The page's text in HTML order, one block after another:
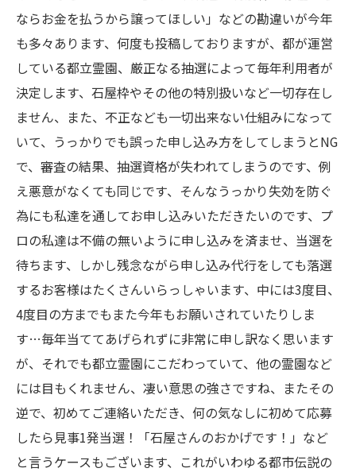
ならお金を払うから譲ってほしい」などの勘違いが今年
も多々あります、何度も投稿しておりますが、都が運営
している都立霊園、厳正なる抽選によって毎年利用者が
決定します、石屋枠やその他の特別扱いなど一切存在し
ません、また、不正なども一切出来ない仕組みになって
いて、うっかりでも誤った申し込み方をしてしまうとNG
で、審査の結果、抽選資格が失われてしまうのです、例
え悪意がなくても同じです、そんなうっかり失効を防ぐ
為にも私達を通してお申し込みいただきたいのです、プ
ロの私達は不備の無いように申し込みを済ませ、当選を
待ちます、しかし残念ながら申し込み代行をしても落選
するお客様はたくさんいらっしゃいます、中には3度目、
4度目の方までもまた今年もお願いされていたりしま
す…毎年当ててあげられずに非常に申し訳なく思います
が、それでも都立霊園にこだわっていて、他の霊園など
には目もくれません、凄い意思の強さですね、またその
逆で、初めてご連絡いただき、何の気なしに初めて応募
したら見事1発当選！「石屋さんのおかげです！」など
と言うケースもございます、これがいわゆる都市伝説の